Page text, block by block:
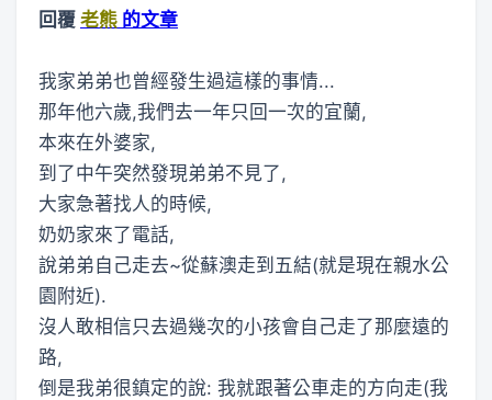
回覆 老熊 的文章
我家弟弟也曾經發生過這樣的事情...
那年他六歲,我們去一年只回一次的宜蘭,
本來在外婆家,
到了中午突然發現弟弟不見了,
大家急著找人的時候,
奶奶家來了電話,
說弟弟自己走去~從蘇澳走到五結(就是現在親水公
園附近).
沒人敢相信只去過幾次的小孩會自己走了那麼遠的
路,
倒是我弟很鎮定的說: 我就跟著公車走的方向走(我